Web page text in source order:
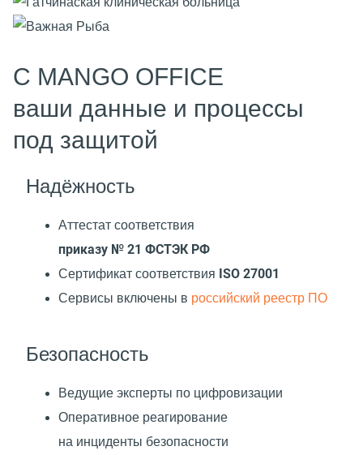
С MANGO OFFICE
ваши данные и процессы
под защитой
Надёжность
Аттестат соответствия
приказу № 21 ФСТЭК РФ
Сертификат соответствия ISO 27001
Cервисы включены в российский реестр ПО
Безопасность
Ведущие эксперты по цифровизации
Оперативное реагирование
на инциденты безопасности